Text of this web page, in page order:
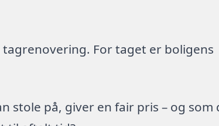
For taget er boligens
stole på, giver en fair pris – og som